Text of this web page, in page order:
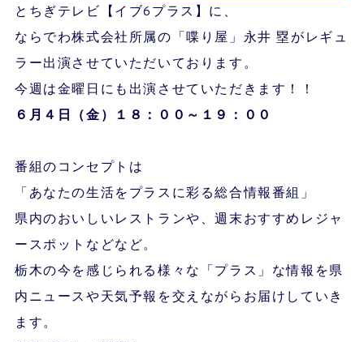
とちぎテレビ【イブ6プラス】に、
ならでわ株式会社所属の「喋り屋」永井 塁がレギュ
ラー出演させていただいております。
今週は金曜日にも出演させていただきます！！
６月４ 日（金）１８：００～１９：００
番組のコンセプトは
「あなたの生活をプラスに彩る総合情報番組」
県内のおいしいレストランや、週末おすすめレジャ
ースポットなどなど。
栃木の今を感じられる様々な「プラス」な情報を県
内ニュースや天気予報を交えながらお届けしていき
ます。